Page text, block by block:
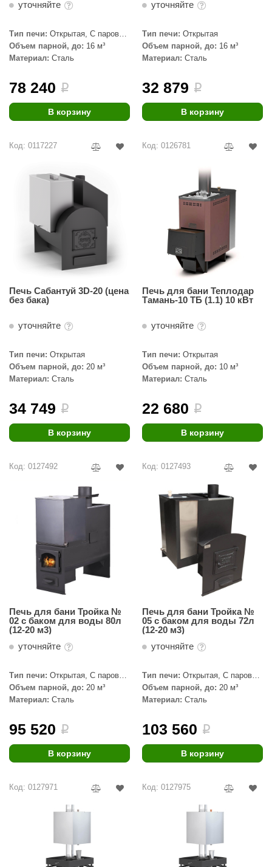
SAUNA
Термо
камень
ecology
уточняйте
Тип печи: Открытая, С паровой
пушкой, Под обкладку
Объем парной, до: 16 м³
Материал: Сталь
78 240 i
В корзину
уточняйте
Тип печи: Открытая
Объем парной, до: 16 м³
Материал: Сталь
32 879 i
В корзину
Код: 0117227
Печь Сабантуй 3D-20 (цена
без бака)
уточняйте
Тип печи: Открытая
Объем парной, до: 20 м³
Материал: Сталь
34 749 i
В корзину
Код: 0126781
Печь для бани Теплодар
Тамань-10 ТБ (1.1) 10 кВт
уточняйте
Тип печи: Открытая
Объем парной, до: 10 м³
Материал: Сталь
22 680 i
В корзину
Код: 0127492
Печь для бани Тройка №
02 с баком для воды 80л
(12-20 м3)
уточняйте
Тип печи: Открытая, С паровой
пушкой, Под обкладку
Объем парной, до: 20 м³
Материал: Сталь
95 520 i
В корзину
Код: 0127493
Печь для бани Тройка №
05 с баком для воды 72л
(12-20 м3)
уточняйте
Тип печи: Открытая, С паровой
пушкой, Под обкладку
Объем парной, до: 20 м³
Материал: Сталь
103 560 i
В корзину
Код: 0127971 Код: 0127975